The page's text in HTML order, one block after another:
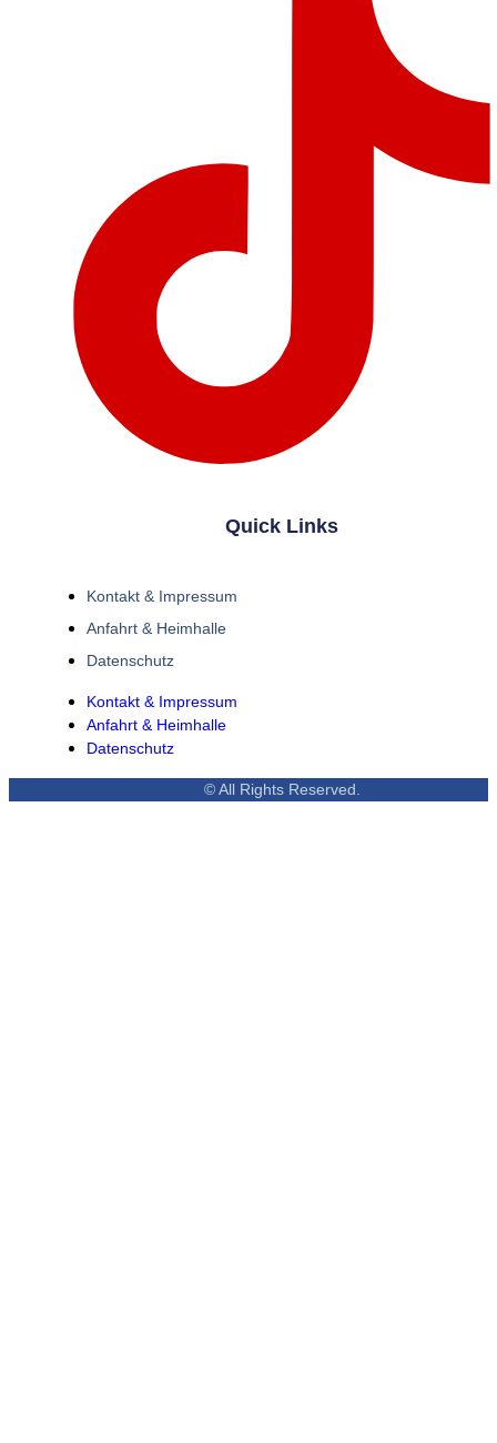
Quick Links
Kontakt & Impressum
Anfahrt & Heimhalle
Datenschutz
Kontakt & Impressum
Anfahrt & Heimhalle
Datenschutz
© All Rights Reserved.